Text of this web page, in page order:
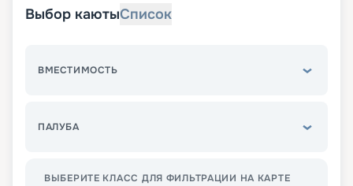
Выбор каютыСписок
ВМЕСТИМОСТЬ
ПАЛУБА
ВЫБЕРИТЕ КЛАСС ДЛЯ ФИЛЬТРАЦИИ НА КАРТЕ